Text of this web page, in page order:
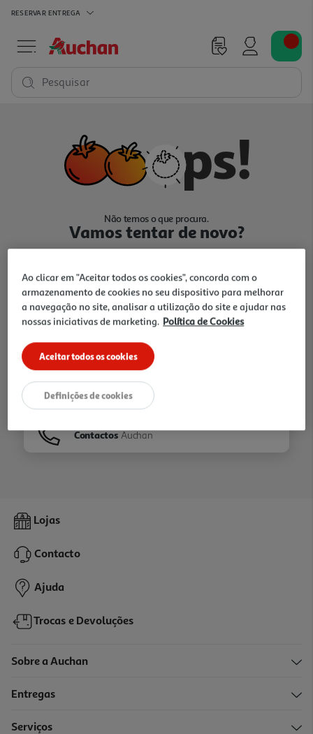
RESERVAR ENTREGA
Pesquisar
Não temos o que procura.
Vamos tentar de novo?
Ir para Homepage
Folhetos
Contactos Auchan
Lojas
Contacto
Ajuda
Trocas e Devoluções
Sobre a Auchan
Entregas
Serviços
Ao clicar em "Aceitar todos os cookies", concorda com o
armazenamento de cookies no seu dispositivo para melhorar
a navegação no site, analisar a utilização do site e ajudar nas
nossas iniciativas de marketing. Política de Cookies
Aceitar todos os cookies
Definições de cookies